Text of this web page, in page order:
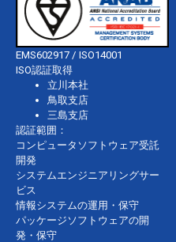
EMS602917 / ISO14001
ISO認証取得
立川本社
鳥取支店
三島支店
認証範囲：
コンピュータソフトウェア受託
開発
システムエンジニアリングサー
ビス
情報システムの運用・保守
パッケージソフトウェアの開
発・保守